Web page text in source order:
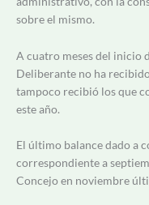
sobre el mismo.
A cuatro meses del inicio
Deliberante no ha
tampoco recibió los que
este año.
El último balance dado a
correspondiente a
Concejo en noviembre